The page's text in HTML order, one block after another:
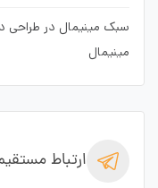
سبک مینیمال در طراحی
مینیمال
ارتباط